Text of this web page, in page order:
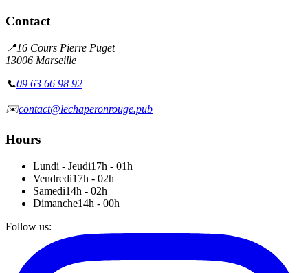
Contact
📍16 Cours Pierre Puget
13006 Marseille
📞09 63 66 98 92
✉️contact@lechaperonrouge.pub
Hours
Lundi - Jeudi17h - 01h
Vendredi17h - 02h
Samedi14h - 02h
Dimanche14h - 00h
Follow us: